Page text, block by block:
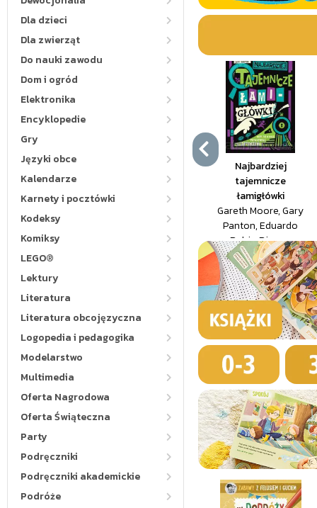
Dla dzieci
Dla zwierząt
Do nauki zawodu
Dom i ogród
Elektronika
Encyklopedie
Gry
Języki obce
Kalendarze
Karnety i pocztówki
Kodeksy
Komiksy
LEGO®
Lektury
Literatura
Literatura obcojęzyczna
Logopedia i pedagogika
Modelarstwo
Multimedia
Oferta Nagrodowa
Oferta Świąteczna
Party
Podręczniki
Podręczniki akademickie
Podróże
Najbardziej
tajemnicze
łamigłówki
Gareth Moore, Gary
Panton, Eduardo
Rubio Rincon